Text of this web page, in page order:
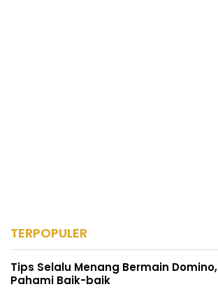
TERPOPULER
Tips Selalu Menang Bermain Domino,
Pahami Baik-baik